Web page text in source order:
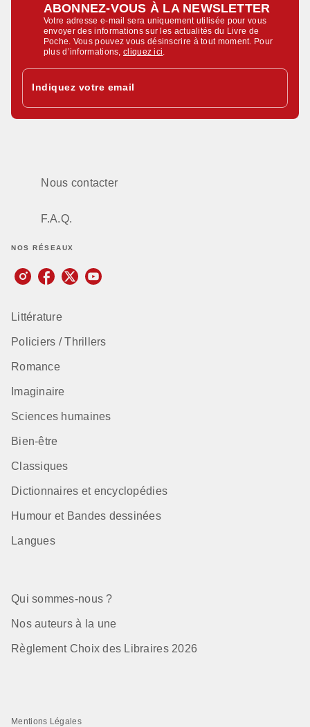
ABONNEZ-VOUS À LA NEWSLETTER
Votre adresse e-mail sera uniquement utilisée pour vous
envoyer des informations sur les actualités du Livre de
Poche. Vous pouvez vous désinscrire à tout moment. Pour
plus d’informations,cliquez ici
Indiquez votre email
Nous contacter
F.A.Q.
NOS RÉSEAUX
Littérature
Policiers / Thrillers
Romance
Imaginaire
Sciences humaines
Bien-être
Classiques
Dictionnaires et encyclopédies
Humour et Bandes dessinées
Langues
Qui sommes-nous ?
Nos auteurs à la une
Règlement Choix des Libraires 2026
Mentions Légales